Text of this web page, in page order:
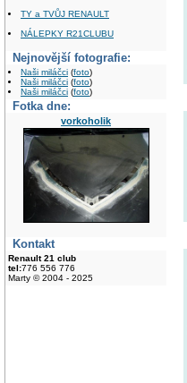
TY a TVŮJ RENAULT
NÁLEPKY R21CLUBU
Nejnovější fotografie:
Naši miláčci (foto)
Naši miláčci (foto)
Naši miláčci (foto)
Fotka dne:
vorkoholik
Kontakt
Renault 21 club
tel:776 556 776
Marty © 2004 - 2025